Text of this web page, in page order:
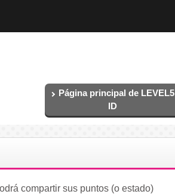
Página principal de LEVEL5
ID
compartir sus puntos (o estado)